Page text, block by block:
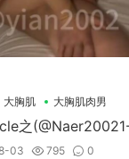
大胸肌 大胸肌肉男
之
03 795 0